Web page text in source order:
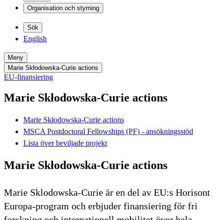
Organisation och styrning
Sök
English
Meny
Marie Skłodowska-Curie actions
EU-finansiering
Marie Skłodowska-Curie actions
Marie Skłodowska-Curie actions
MSCA Postdoctoral Fellowships (PF) - ansökningsstöd
Lista över beviljade projekt
Marie Skłodowska-Curie actions
Marie Sklodowska-Curie är en del av EU:s Horisont
Europa-program och erbjuder finansiering för fri